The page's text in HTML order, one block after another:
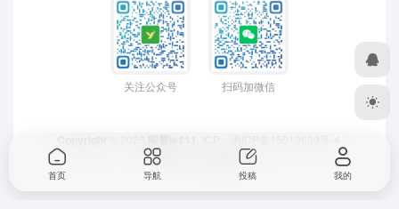
关注公众号 扫码加微信
Design by
LeiCheng
首页 导航 投稿 我的